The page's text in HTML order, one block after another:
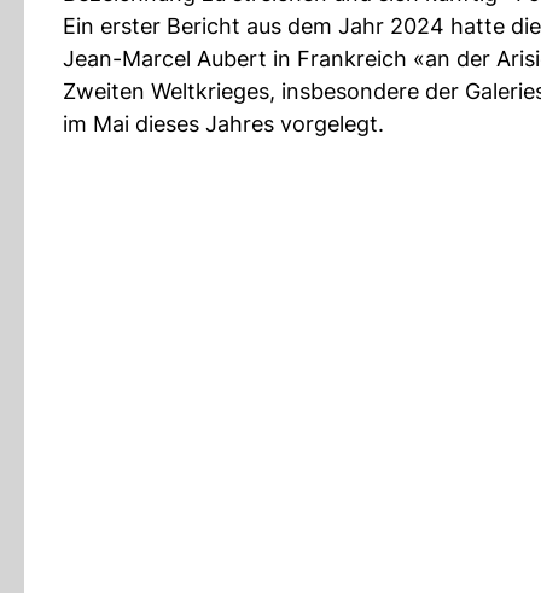
Ein erster Bericht aus dem Jahr 2024 hatte
Jean-Marcel Aubert in Frankreich «an der
Zweiten Weltkrieges, insbesondere der
im Mai dieses Jahres vorgelegt.